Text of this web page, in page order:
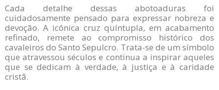
Cada detalhe dessas abotoaduras foi
cuidadosamente pensado para expressar nobreza e
devoção. A icônica cruz quíntupla, em acabamento
refinado, remete ao compromisso histórico dos
cavaleiros do Santo Sepulcro. Trata-se de um símbolo
que atravessou séculos e continua a inspirar aqueles
que se dedicam à verdade, à justiça e à caridade
cristã.